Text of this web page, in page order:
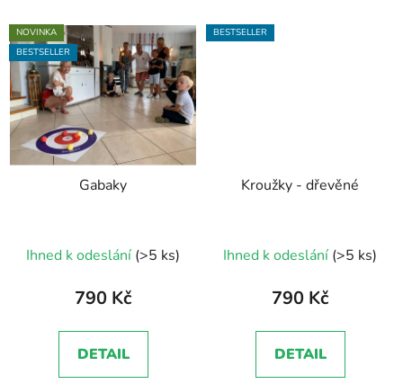
NOVINKA
BESTSELLER
Gabaky
hodnocení
produktu
5,0
z
Ihned k odeslání (>5 ks)
790 Kč
DETAIL
BESTSELLER
Kroužky - dřevěné
hodnocení
produktu
5,0
z
Ihned k odeslání (>5 ks)
790 Kč
DETAIL